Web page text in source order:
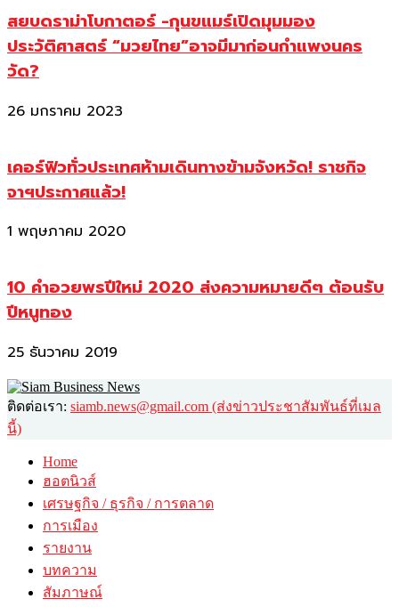
สยบดราม่าโบกาตอร์ -กุนขแมร์เปิดมุมมอง
ประวัติศาสตร์ “มวยไทย”อาจมีมาก่อนกำแพงนคร
วัด?
26 มกราคม 2023
เคอร์ฟิวทั่วประเทศห้ามเดินทางข้ามจังหวัด! ราชกิจ
จาฯประกาศแล้ว!
1 พฤษภาคม 2020
10 คำอวยพรปีใหม่ 2020 ส่งความหมายดีๆ ต้อนรับ
ปีหนูทอง
25 ธันวาคม 2019
ติดต่อเรา: siamb.news@gmail.com (ส่งข่าวประชาสัมพันธ์ที่เมล
นี้)
Home
ฮอตนิวส์
เศรษฐกิจ / ธุรกิจ / การตลาด
การเมือง
รายงาน
บทความ
สัมภาษณ์